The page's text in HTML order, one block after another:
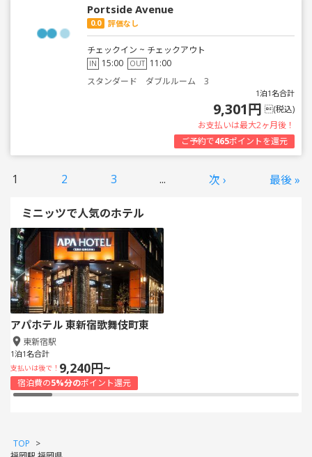
Portside Avenue
0.0 評価なし
チェックイン ~ チェックアウト
IN 15:00 OUT 11:00
スタンダード ダブルルーム 3
1泊1名合計
9,301円 (税込)
お支払いは最大2ヶ月後！
ご予約で465ポイントを還元
1 2 3 ... 次 › 最後 »
ミニッツで人気のホテル
アパホテル 東新宿歌舞伎町東
東新宿駅
1泊1名合計
支払いは後で！ 9,240円~
宿泊費の5%分のポイント還元
TOP >